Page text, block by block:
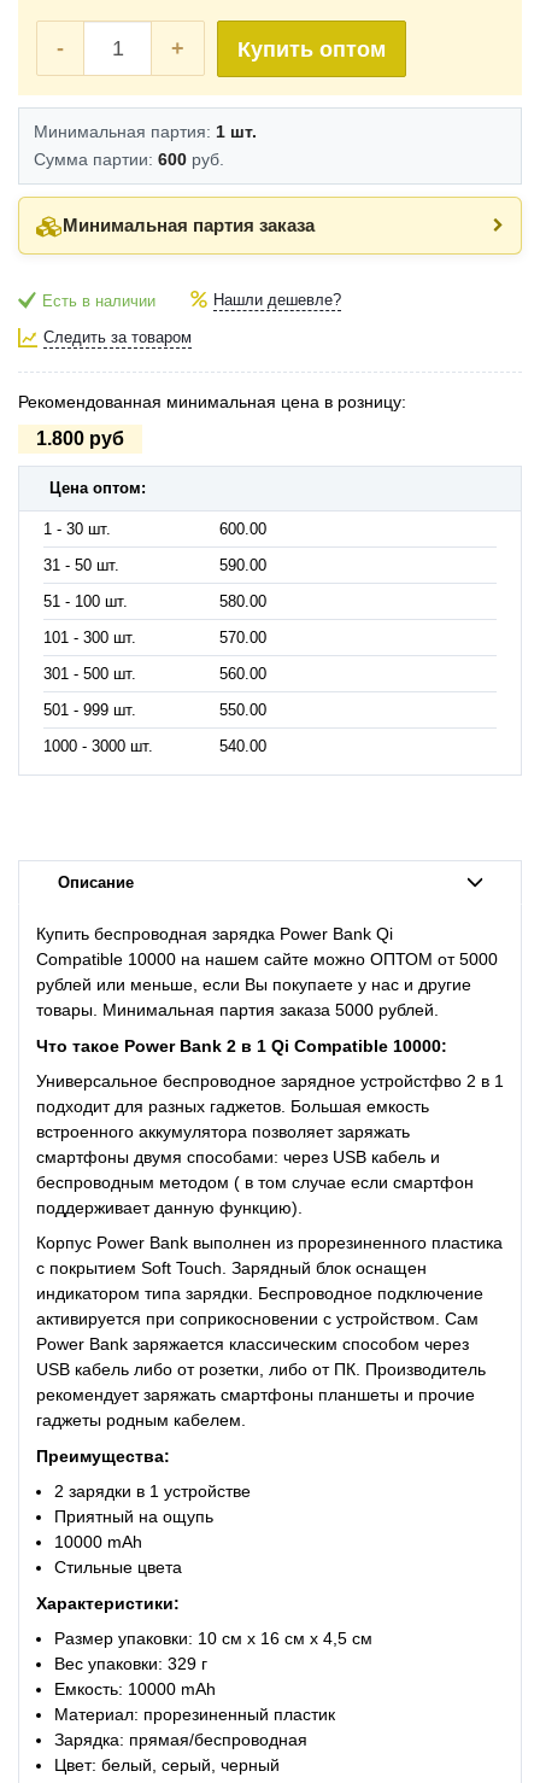
- + Купить оптом
Минимальная партия: 1 шт.
Сумма партии: 600 руб.
Минимальная партия заказа
Есть в наличии Нашли дешевле?
Следить за товаром
Рекомендованная минимальная цена в розницу:
1.800 руб
Цена оптом:
1 - 30 шт.
600.00
31 - 50 шт.
590.00
51 - 100 шт.
580.00
101 - 300 шт.
570.00
301 - 500 шт.
560.00
501 - 999 шт.
550.00
1000 - 3000 шт.
540.00
Описание
Купить беспроводная зарядка Power Bank Qi
Compatible 10000 на нашем сайте можно ОПТОМ от 5000
рублей или меньше, если Вы покупаете у нас и другие
товары. Минимальная партия заказа 5000 рублей.
Что такое Power Bank 2 в 1 Qi Compatible 10000:
Универсальное беспроводное зарядное устройстфво 2 в 1
подходит для разных гаджетов. Большая емкость
встроенного аккумулятора позволяет заряжать
смартфоны двумя способами: через USB кабель и
беспроводным методом ( в том случае если смартфон
поддерживает данную функцию).
Корпус Power Bank выполнен из прорезиненного пластика
с покрытием Soft Touch. Зарядный блок оснащен
индикатором типа зарядки. Беспроводное подключение
активируется при соприкосновении с устройством. Сам
Power Bank заряжается классическим способом через
USB кабель либо от розетки, либо от ПК. Производитель
рекомендует заряжать смартфоны планшеты и прочие
гаджеты родным кабелем.
Преимущества:
2 зарядки в 1 устройстве
Приятный на ощупь
10000 mAh
Стильные цвета
Характеристики:
Размер упаковки: 10 см x 16 см x 4,5 см
Вес упаковки: 329 г
Емкость: 10000 mAh
Материал: прорезиненный пластик
Зарядка: прямая/беспроводная
Цвет: белый, серый, черный